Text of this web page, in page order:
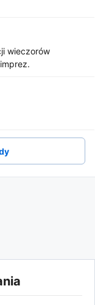
wieczorów